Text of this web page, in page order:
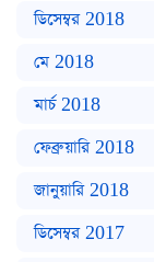
ডিসেম্বর 2018
মে 2018
মার্চ 2018
ফেব্রুয়ারি 2018
জানুয়ারি 2018
ডিসেম্বর 2017